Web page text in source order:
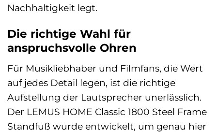
Nachhaltigkeit legt.
Die richtige Wahl für
anspruchsvolle Ohren
Für Musikliebhaber und Filmfans, die Wert
auf jedes Detail legen, ist die richtige
Aufstellung der Lautsprecher unerlässlich.
Der LEMUS HOME Classic 1800 Steel Frame
Standfuß wurde entwickelt, um genau hier